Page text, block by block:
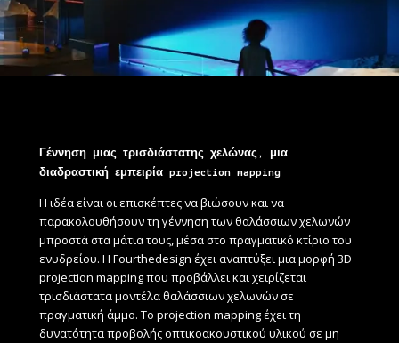
Γέννηση μιας τρισδιάστατης χελώνας, μια
διαδραστική εμπειρία projection mapping
Η ιδέα είναι οι επισκέπτες να βιώσουν και να
παρακολουθήσουν τη γέννηση των θαλάσσιων χελωνών
μπροστά στα μάτια τους, μέσα στο πραγματικό κτίριο του
ενυδρείου. Η Fourthedesign έχει αναπτύξει μια μορφή 3D
projection mapping που προβάλλει και χειρίζεται
τρισδιάστατα μοντέλα θαλάσσιων χελωνών σε
πραγματική άμμο. Το projection mapping έχει τη
δυνατότητα προβολής οπτικοακουστικού υλικού σε μη